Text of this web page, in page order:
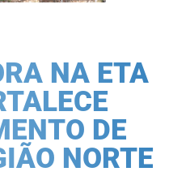
NA ETA
DE
NORTE